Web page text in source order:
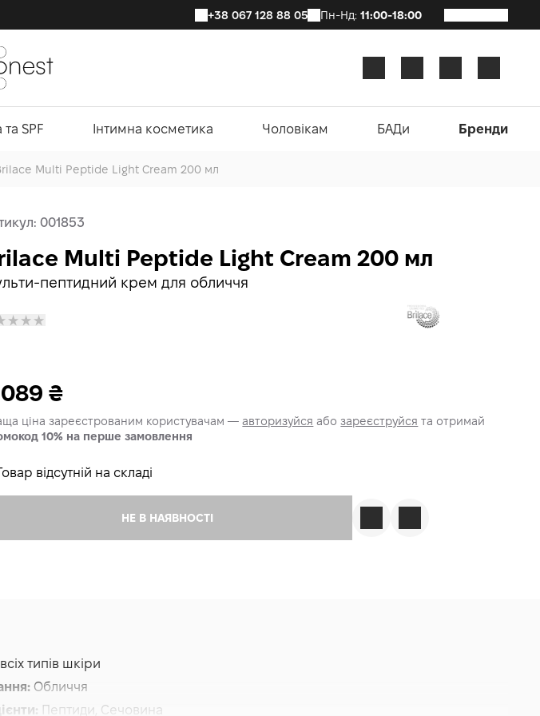
+38 067 128 88 05 Пн-Нд: 11:00-18:00
SPF Інтимна косметика Чоловікам БАДи Бренди
Multi Peptide Light Cream 200 мл
001853
пептидний крем для обличчя
Multi Peptide Light Cream 200 мл
089₴
ціна зареєстрованим користувачам —авторизуйся абозареєструйся та отримай
10% на перше замовлення
відсутній на складі
НЕ В НАЯВНОСТІ
типів шкіри
Обличчя
Пептиди, Сечовина